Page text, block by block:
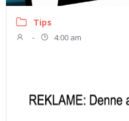
Tips
- 4:00 am